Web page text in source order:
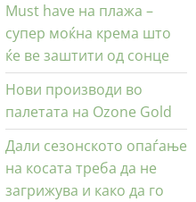
Must have на плажа –
супер моќна крема што
ќе ве заштити од сонце
Нови производи во
палетата на Ozone Gold
Дали сезонското опаѓање
на косата треба да не
загрижува и како да го